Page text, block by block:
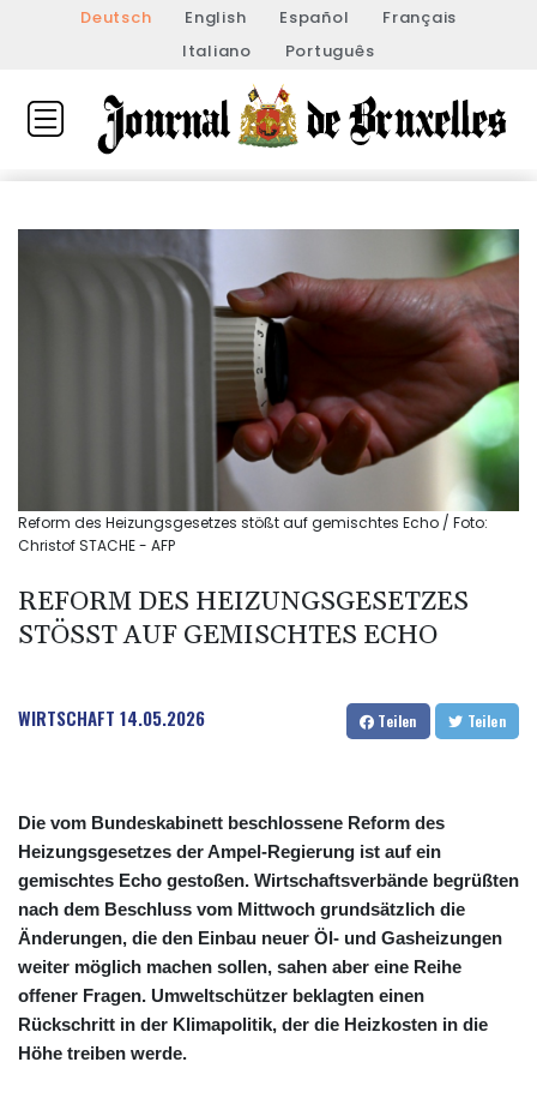
Deutsch English Español
Français
Italiano
Português
Reform des Heizungsgesetzes stößt auf gemischtes Echo / Foto:
Christof STACHE - AFP
REFORM DES HEIZUNGSGESETZES
STÖSST AUF GEMISCHTES ECHO
WIRTSCHAFT 14.05.2026 Teilen Teilen
Die vom Bundeskabinett beschlossene Reform des
Heizungsgesetzes der Ampel-Regierung ist auf ein
gemischtes Echo gestoßen. Wirtschaftsverbände begrüßten
nach dem Beschluss vom Mittwoch grundsätzlich die
Änderungen, die den Einbau neuer Öl- und Gasheizungen
weiter möglich machen sollen, sahen aber eine Reihe
offener Fragen. Umweltschützer beklagten einen
Rückschritt in der Klimapolitik, der die Heizkosten in die
Höhe treiben werde.